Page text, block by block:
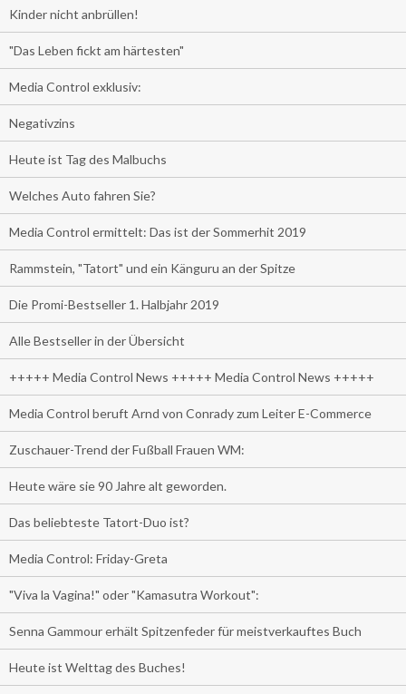
Kinder nicht anbrüllen!
"Das Leben fickt am härtesten"
Media Control exklusiv:
Negativzins
Heute ist Tag des Malbuchs
Welches Auto fahren Sie?
Media Control ermittelt: Das ist der Sommerhit 2019
Rammstein, "Tatort" und ein Känguru an der Spitze
Die Promi-Bestseller 1. Halbjahr 2019
Alle Bestseller in der Übersicht
+++++ Media Control News +++++ Media Control News +++++
Media Control beruft Arnd von Conrady zum Leiter E-Commerce
Zuschauer-Trend der Fußball Frauen WM:
Heute wäre sie 90 Jahre alt geworden.
Das beliebteste Tatort-Duo ist?
Media Control: Friday-Greta
"Viva la Vagina!" oder "Kamasutra Workout":
Senna Gammour erhält Spitzenfeder für meistverkauftes Buch
Heute ist Welttag des Buches!